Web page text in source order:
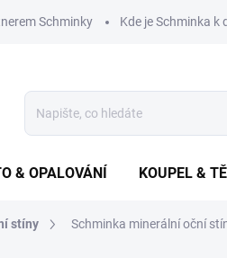
Schminky Kde je Schminka k
& OPALOVÁNÍ KOUPEL &
stíny Schminka minerální oční